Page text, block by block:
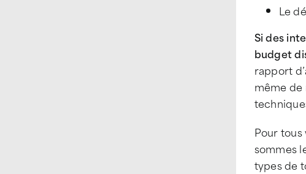
Le
Si des
budget
rapport
même de
Pour
sommes
types de